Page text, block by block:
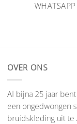
WHATSAPP
OVER ONS
Al bijna 25 jaar
een ongedwongen
bruidskleding uit te